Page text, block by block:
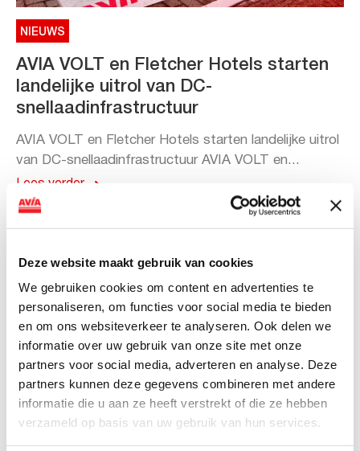
Deze website maakt gebruik van cookies
We gebruiken cookies om content en advertenties te
personaliseren, om functies voor social media te bieden
en om ons websiteverkeer te analyseren. Ook delen we
informatie over uw gebruik van onze site met onze
partners voor social media, adverteren en analyse. Deze
partners kunnen deze gegevens combineren met andere
informatie die u aan ze heeft verstrekt of die ze hebben
verzameld op basis van uw gebruik van hun services.
NIEUWS
AVIA VOLT en Fletcher Hotels starten
landelijke uitrol van DC-
snellaadinfrastructuur
AVIA VOLT en Fletcher Hotels starten landelijke uitrol
van DC-snellaadinfrastructuur AVIA VOLT en...
Lees verder